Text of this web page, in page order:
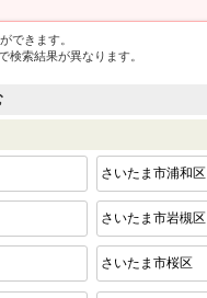
できます。
索結果が異なります。
さいたま市浦和区
さいたま市岩槻区
さいたま市桜区